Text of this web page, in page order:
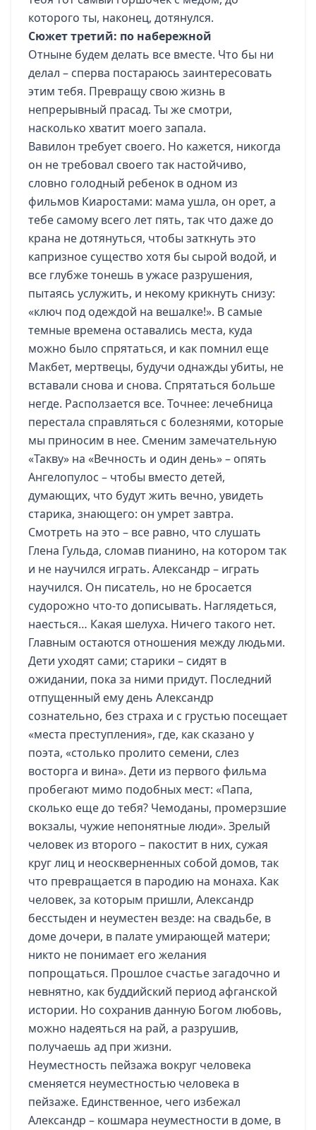
которого ты, наконец, дотянулся.
Сюжет третий: по набережной
Отныне будем делать все вместе. Что бы ни
делал – сперва постараюсь заинтересовать
этим тебя. Превращу свою жизнь в
непрерывный прасад. Ты же смотри,
насколько хватит моего запала.
Вавилон требует своего. Но кажется, никогда
он не требовал своего так настойчиво,
словно голодный ребенок в одном из
фильмов Киаростами: мама ушла, он орет, а
тебе самому всего лет пять, так что даже до
крана не дотянуться, чтобы заткнуть это
капризное существо хотя бы сырой водой, и
все глубже тонешь в ужасе разрушения,
пытаясь услужить, и некому крикнуть снизу:
«ключ под одеждой на вешалке!». В самые
темные времена оставались места, куда
можно было спрятаться, и как помнил еще
Макбет, мертвецы, будучи однажды убиты, не
вставали снова и снова. Спрятаться больше
негде. Расползается все. Точнее: лечебница
перестала справляться с болезнями, которые
мы приносим в нее. Сменим замечательную
«Такву» на «Вечность и один день» – опять
Ангелопулос – чтобы вместо детей,
думающих, что будут жить вечно, увидеть
старика, знающего: он умрет завтра.
Смотреть на это – все равно, что слушать
Глена Гульда, сломав пианино, на котором так
и не научился играть. Александр – играть
научился. Он писатель, но не бросается
судорожно что-то дописывать. Наглядеться,
наесться… Какая шелуха. Ничего такого нет.
Главным остаются отношения между людьми.
Дети уходят сами; старики – сидят в
ожидании, пока за ними придут. Последний
отпущенный ему день Александр
сознательно, без страха и с грустью посещает
«места преступления», где, как сказано у
поэта, «столько пролито семени, слез
восторга и вина». Дети из первого фильма
пробегают мимо подобных мест: «Папа,
сколько еще до тебя? Чемоданы, промерзшие
вокзалы, чужие непонятные люди». Зрелый
человек из второго – пакостит в них, сужая
круг лиц и неоскверненных собой домов, так
что превращается в пародию на монаха. Как
человек, за которым пришли, Александр
бесстыден и неуместен везде: на свадьбе, в
доме дочери, в палате умирающей матери;
никто не понимает его желания
попрощаться. Прошлое счастье загадочно и
невнятно, как буддийский период афганской
истории. Но сохранив данную Богом любовь,
можно надеяться на рай, а разрушив,
получаешь ад при жизни.
Неуместность пейзажа вокруг человека
сменяется неуместностью человека в
пейзаже. Единственное, чего избежал
Александр – кошмара неуместности в доме, в